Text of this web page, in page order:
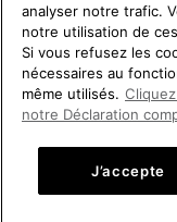
France
©2026 SOREL. Tous
Conditions Générales de
Impressum Public CBCR
VOTRE
analyser notre trafic.
notre utilisation de
Si vous refusez les
nécessaires au
même utilisés.
notre Déclaration
J’accepte